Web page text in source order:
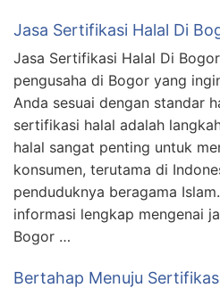
Jasa Sertifikasi Halal Di
Jasa Sertifikasi Halal Di
pengusaha di Bogor yang
Anda sesuai dengan standar
sertifikasi halal adalah
halal sangat penting untuk
konsumen, terutama di
penduduknya beragama
informasi lengkap mengenai
Bogor …
Bertahap Menuju